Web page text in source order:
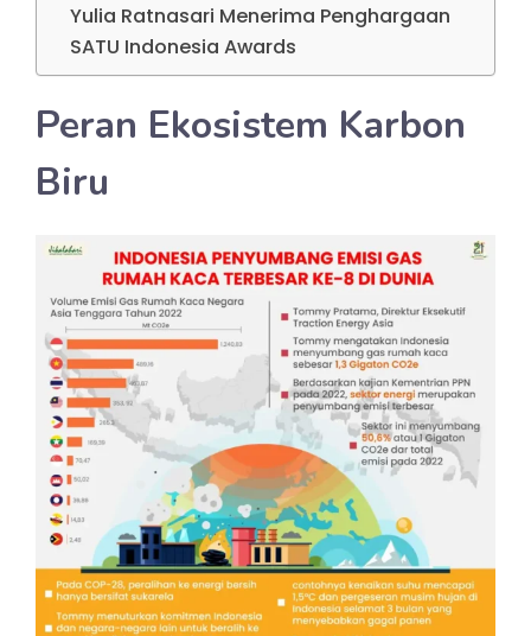
Yulia Ratnasari Menerima Penghargaan
SATU Indonesia Awards
Peran Ekosistem Karbon
Biru